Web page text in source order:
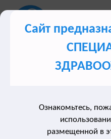
Сайт для врачей о лечении
мочевого пузыря (ГАМП)
Сайт
Ознакомьтесь,
размещенной в